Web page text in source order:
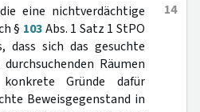
14
eine nichtverdächtige
§ 103Abs. 1 Satz 1 StPO
dass sich das gesuchte
Räumen
Gründe dafür
Beweisgegenstand in